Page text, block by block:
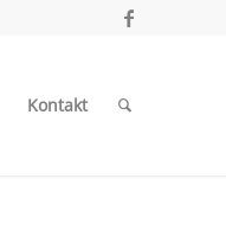
Kontakt